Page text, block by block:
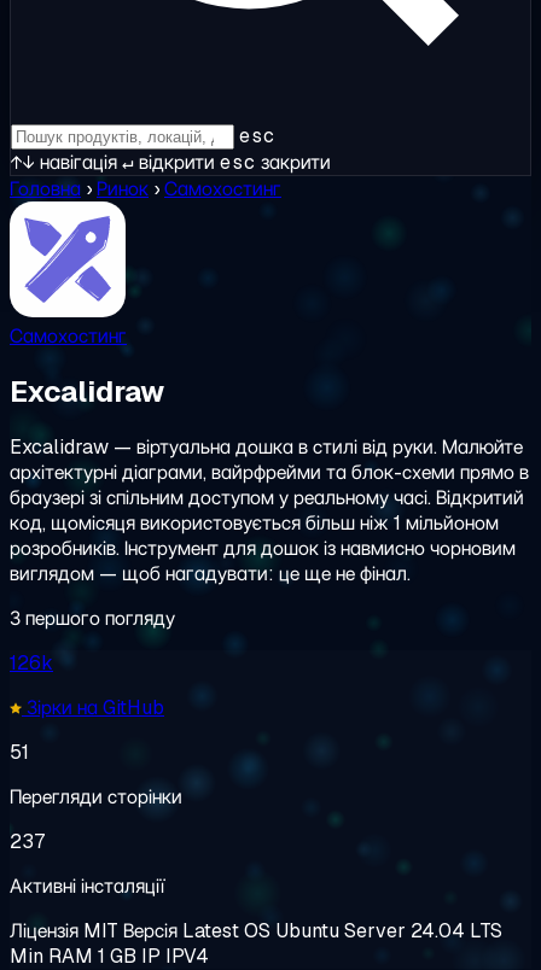
esc
↑↓ навігація↵відкрити esc закрити
Головна › Ринок ›Самохостинг
Самохостинг
Excalidraw
Excalidraw — віртуальна дошка в стилі від руки. Малюйте
архітектурні діаграми, вайрфрейми та блок-схеми прямо в
браузері зі спільним доступом у реальному часі. Відкритий
код, щомісяця використовується більш ніж 1 мільйоном
розробників. Інструмент для дошок із навмисно чорновим
виглядом — щоб нагадувати: це ще не фінал.
З першого погляду
126k
Зірки на GitHub
51
Перегляди сторінки
237
Активні інсталяції
Ліцензія MIT Версія LatestOS Ubuntu Server 24.04 LTS
Min RAM 1 GB IP IPV4